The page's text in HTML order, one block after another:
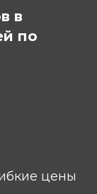
в
по
цены